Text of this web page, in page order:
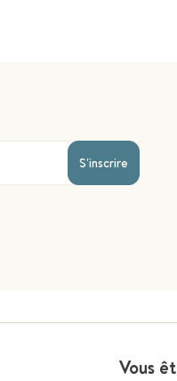
S'inscrire
Vous